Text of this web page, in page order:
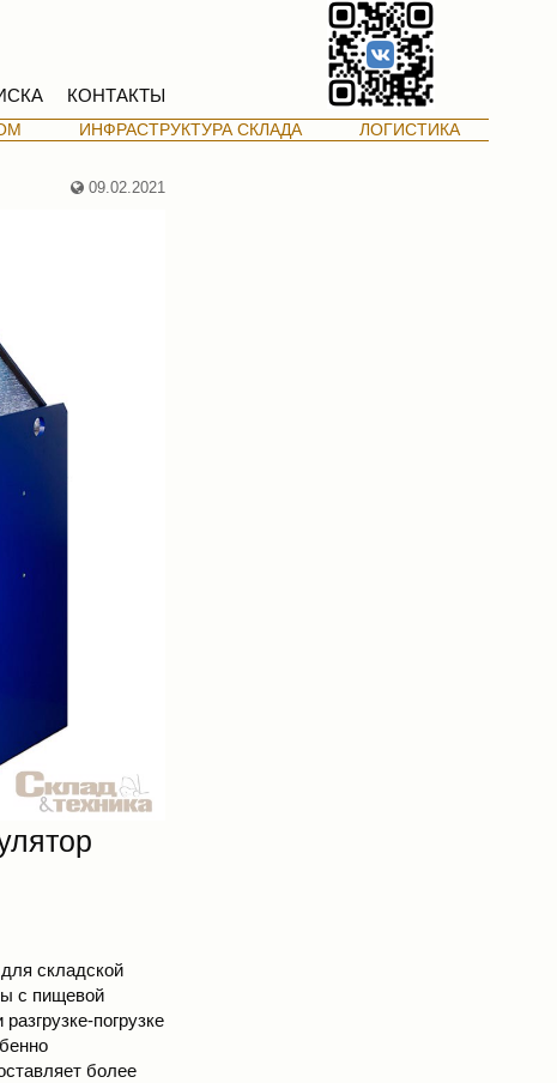
КОНТАКТЫ
ИНФРАСТРУКТУРА СКЛАДА ЛОГИСТИКА
09.02.2021
складской
с пищевой
погрузке
более